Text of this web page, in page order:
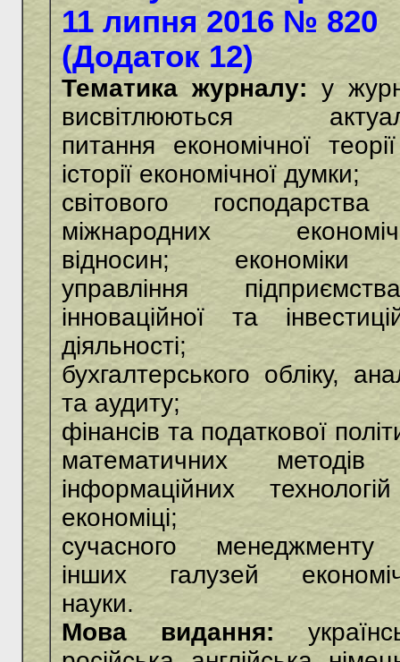
11 липня 2016 № 820
(Додаток 12)
Тематика журналу: у
висвітлюються
питання економічної
історії економічної думки;
світового
міжнародних
відносин; економіки
управління
інноваційної та
діяльності;
бухгалтерського обліку,
та аудиту;
фінансів та податкової
математичних
інформаційних
економіці;
сучасного
інших галузей
науки.
Мова видання: